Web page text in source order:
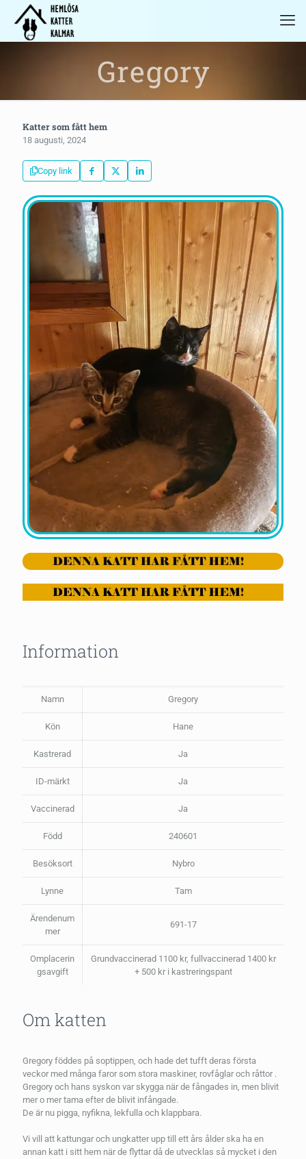
Gregory
Katter som fått hem
18 augusti, 2024
Copy link
Information
Namn Gregory
Kön Hane
Kastrerad Ja
ID-märkt Ja
Vaccinerad Ja
Född 240601
Besöksort Nybro
Lynne Tam
Ärendenum
mer
691-17
Omplacerin
gsavgift
Grundvaccinerad 1100 kr, fullvaccinerad 1400 kr
+ 500 kr i kastreringspant
Om katten
Gregory föddes på soptippen, och hade det tufft deras första
veckor med många faror som stora maskiner, rovfåglar och råttor .
Gregory och hans syskon var skygga när de fångades in, men blivit
mer o mer tama efter de blivit infångade.
De är nu pigga, nyfikna, lekfulla och klappbara.
Vi vill att kattungar och ungkatter upp till ett års ålder ska ha en
annan katt i sitt hem när de flyttar då de utvecklas så mycket i den